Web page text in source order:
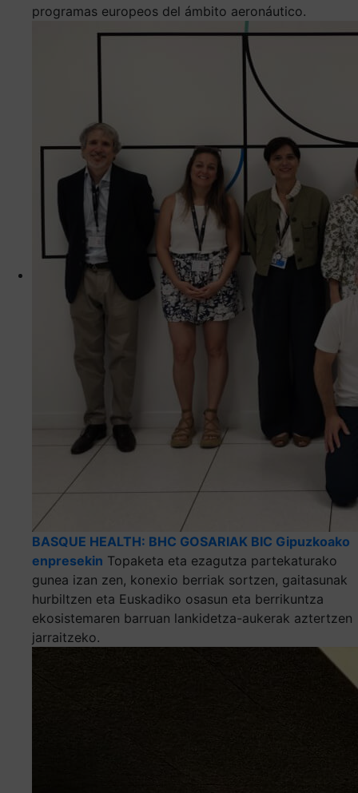
programas europeos del ámbito aeronáutico.
BASQUE HEALTH: BHC GOSARIAK BIC Gipuzkoako
enpresekin Topaketa eta ezagutza partekaturako
gunea izan zen, konexio berriak sortzen, gaitasunak
hurbiltzen eta Euskadiko osasun eta berrikuntza
ekosistemaren barruan lankidetza-aukerak aztertzen
jarraitzeko.